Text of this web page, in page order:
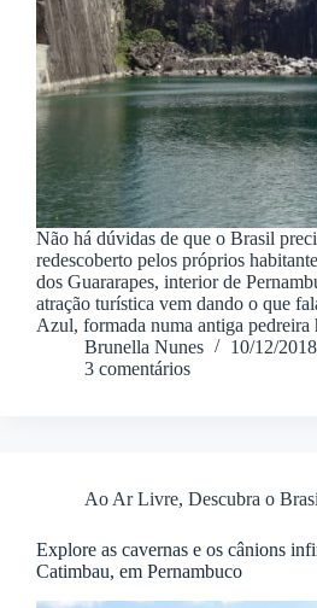
Não há dúvidas de que o Brasil
redescoberto pelos próprios
dos Guararapes, interior de
atração turística vem dando o que
Azul, formada numa antiga
Brunella Nunes
10/12/2018
3 comentários
Ao Ar Livre, Descubra o
Explore as cavernas e os cânions
Catimbau, em Pernambuco